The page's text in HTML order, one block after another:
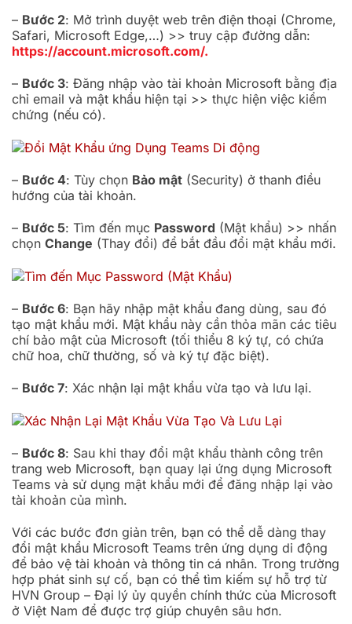
– Bước 2: Mở trình duyệt web trên điện thoại (Chrome,
Safari, Microsoft Edge,…) >> truy cập đường dẫn:
https://account.microsoft.com/.
– Bước 3: Đăng nhập vào tài khoản Microsoft bằng địa
chỉ email và mật khẩu hiện tại >> thực hiện việc kiểm
chứng (nếu có).
– Bước 4: Tùy chọn Bảo mật (Security) ở thanh điều
hướng của tài khoản.
– Bước 5: Tìm đến mục Password (Mật khẩu) >> nhấn
chọn Change (Thay đổi) để bắt đầu đổi mật khẩu mới.
– Bước 6: Bạn hãy nhập mật khẩu đang dùng, sau đó
tạo mật khẩu mới. Mật khẩu này cần thỏa mãn các tiêu
chí bảo mật của Microsoft (tối thiểu 8 ký tự, có chứa
chữ hoa, chữ thường, số và ký tự đặc biệt).
– Bước 7: Xác nhận lại mật khẩu vừa tạo và lưu lại.
– Bước 8: Sau khi thay đổi mật khẩu thành công trên
trang web Microsoft, bạn quay lại ứng dụng Microsoft
Teams và sử dụng mật khẩu mới để đăng nhập lại vào
tài khoản của mình.
Với các bước đơn giản trên, bạn có thể dễ dàng thay
đổi mật khẩu Microsoft Teams trên ứng dụng di động
để bảo vệ tài khoản và thông tin cá nhân. Trong trường
hợp phát sinh sự cố, bạn có thể tìm kiếm sự hỗ trợ từ
HVN Group – Đại lý ủy quyền chính thức của Microsoft
ở Việt Nam để được trợ giúp chuyên sâu hơn.